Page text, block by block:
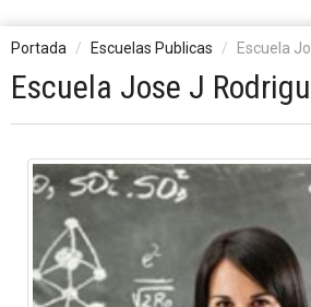
Portada Escuelas Publicas Escuela
Escuela Jose J